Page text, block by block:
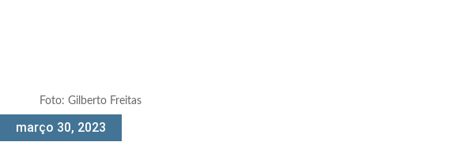
Foto: Gilberto Freitas
março 30, 2023